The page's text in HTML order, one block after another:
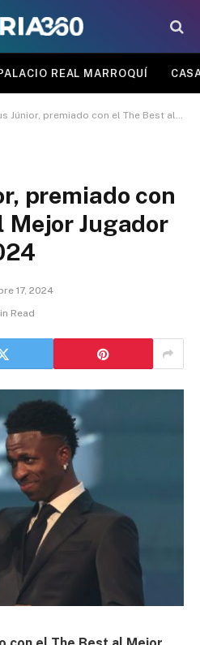
REAL MARROQUÍ
premiado con el The Best al Mejor Jugador del Mundo 2024
premiado con
Mejor Jugador
17, 2024
Read